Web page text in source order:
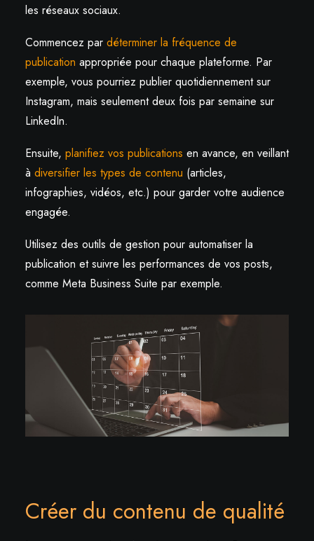
les réseaux sociaux.
Commencez par déterminer la fréquence de
publication appropriée pour chaque plateforme. Par
exemple, vous pourriez publier quotidiennement sur
Instagram, mais seulement deux fois par semaine sur
LinkedIn.
Ensuite, planifiez vos publications en avance, en veillant
à diversifier les types de contenu (articles,
infographies, vidéos, etc.) pour garder votre audience
engagée.
Utilisez des outils de gestion pour automatiser la
publication et suivre les performances de vos posts,
comme Meta Business Suite par exemple.
Créer du contenu de qualité